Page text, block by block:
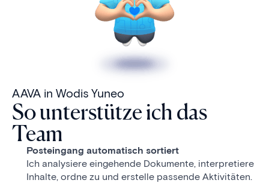
AAVA in Wodis Yuneo
So unterstütze ich das
Team
Posteingang automatisch sortiert
Ich analysiere eingehende Dokumente, interpretiere
Inhalte, ordne zu und erstelle passende Aktivitäten.